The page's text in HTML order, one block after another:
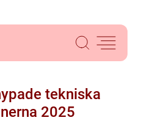
tekniska
2025